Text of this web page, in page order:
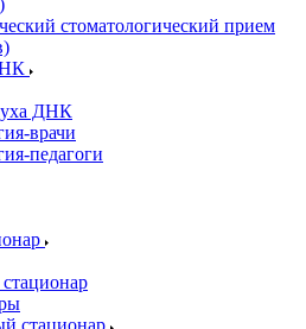
стоматологический прием
ДНК
врачи
педагоги
стационар